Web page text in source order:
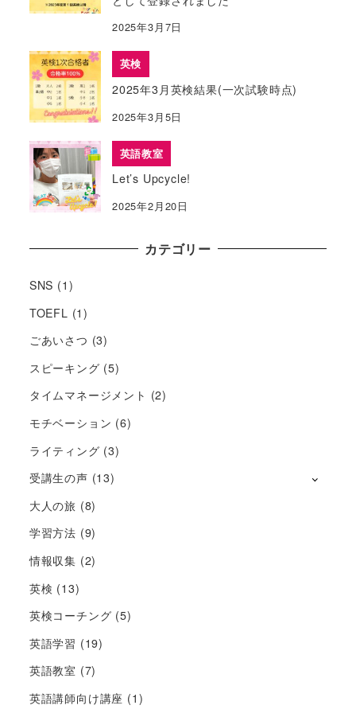
2025年3月7日
英検
2025年3月英検結果(一次試験時点)
2025年3月5日
英語教室
Let’s Upcycle!
2025年2月20日
カテゴリー
SNS (1)
TOEFL (1)
ごあいさつ (3)
スピーキング (5)
タイムマネージメント (2)
モチベーション (6)
ライティング (3)
受講生の声 (13)
大人の旅 (8)
学習方法 (9)
情報収集 (2)
英検 (13)
英検コーチング (5)
英語学習 (19)
英語教室 (7)
英語講師向け講座 (1)